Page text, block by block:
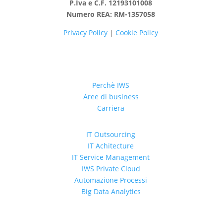
P.Iva e C.F. 12193101008
Numero REA: RM-1357058
Privacy Policy | Cookie Policy
Perchè IWS
Aree di business
Carriera
IT Outsourcing
IT Achitecture
IT Service Management
IWS Private Cloud
Automazione Processi
Big Data Analytics